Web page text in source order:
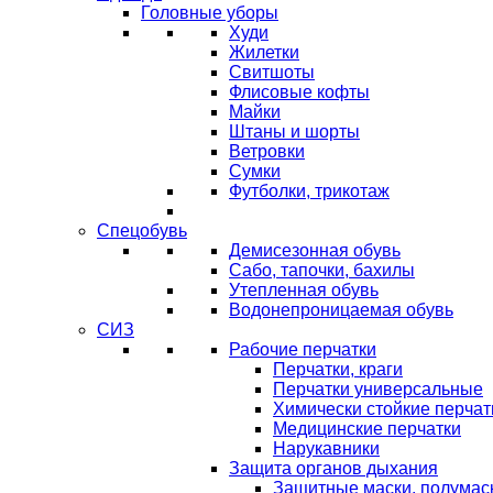
Головные уборы
Худи
Жилетки
Свитшоты
Флисовые кофты
Майки
Штаны и шорты
Ветровки
Сумки
Футболки, трикотаж
Спецобувь
Демисезонная обувь
Сабо, тапочки, бахилы
Утепленная обувь
Водонепроницаемая обувь
СИЗ
Рабочие перчатки
Перчатки, краги
Перчатки универсальные
Химически стойкие
Медицинские перчатки
Нарукавники
Защита органов дыхания
Защитные маски,